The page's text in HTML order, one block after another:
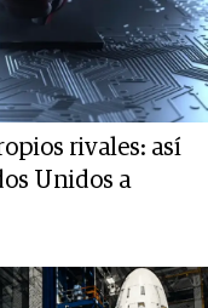
rivales: así
Unidos a